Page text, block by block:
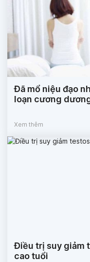
Đã mổ niệu đạo
loạn cương
Xem thêm
Điều trị suy giảm
cao tuổi